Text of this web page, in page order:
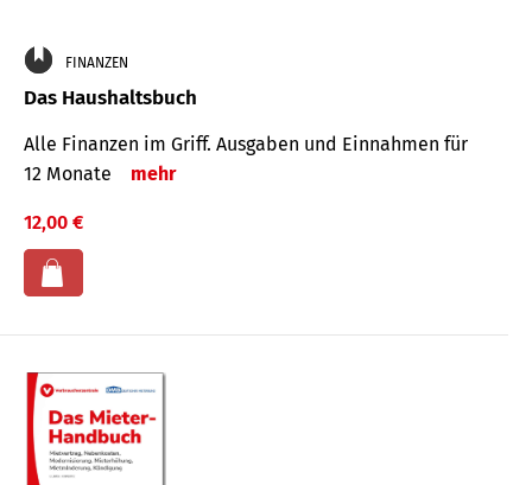
FINANZEN
Das Haushaltsbuch
Alle Finanzen im Griff. Aus­gaben und Ein­nahmen für
12 Monate
mehr
12,00 €